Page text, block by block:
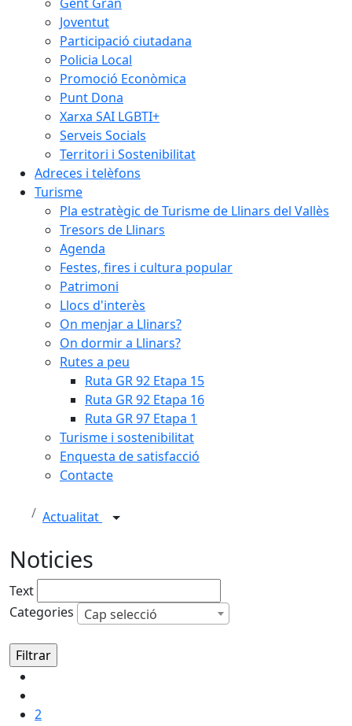
Joventut
Participació ciutadana
Policia Local
Promoció Econòmica
Punt Dona
Xarxa SAI LGBTI+
Serveis Socials
Territori i Sostenibilitat
Adreces i telèfons
Turisme
Pla estratègic de Turisme de Llinars del Vallès
Tresors de Llinars
Agenda
Festes, fires i cultura popular
Patrimoni
Llocs d'interès
On menjar a Llinars?
On dormir a Llinars?
Rutes a peu
Ruta GR 92 Etapa 15
Ruta GR 92 Etapa 16
Ruta GR 97 Etapa 1
Turisme i sostenibilitat
Enquesta de satisfacció
Contacte
Actualitat
Noticies
Text
Categories
Cap selecció
2